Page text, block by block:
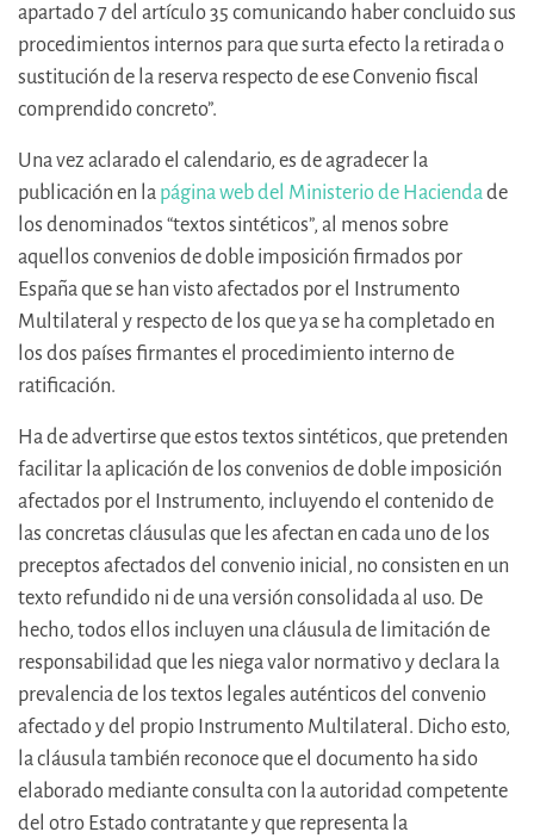
apartado 7 del artículo 35 comunicando haber concluido sus
procedimientos internos para que surta efecto la retirada o
sustitución de la reserva respecto de ese Convenio fiscal
comprendido concreto”.
Una vez aclarado el calendario, es de agradecer la
publicación en la página web del Ministerio de Haciendade
los denominados “textos sintéticos”, al menos sobre
aquellos convenios de doble imposición firmados por
España que se han visto afectados por el Instrumento
Multilateral y respecto de los que ya se ha completado en
los dos países firmantes el procedimiento interno de
ratificación.
Ha de advertirse que estos textos sintéticos, que pretenden
facilitar la aplicación de los convenios de doble imposición
afectados por el Instrumento, incluyendo el contenido de
las concretas cláusulas que les afectan en cada uno de los
preceptos afectados del convenio inicial, no consisten en un
texto refundido ni de una versión consolidada al uso. De
hecho, todos ellos incluyen una cláusula de limitación de
responsabilidad que les niega valor normativo y declara la
prevalencia de los textos legales auténticos del convenio
afectado y del propio Instrumento Multilateral. Dicho esto,
la cláusula también reconoce que el documento ha sido
elaborado mediante consulta con la autoridad competente
del otro Estado contratante y que representa la